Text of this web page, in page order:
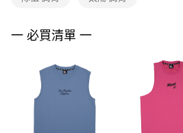
３．未成年的使用者請事先徵得法定代理人或
「AFTEE先享後付」，若未經同意申辦者引
４．使用「AFTEE先享後付」時，將依據個
時審查核予不同之上限額度；若仍有額度不
請求用戶進行身份認證。
５．嚴禁一人註冊多個帳號或使用他人資訊
恩沛科技股份有限公司將有權停止該用戶之
一 必買清單 一